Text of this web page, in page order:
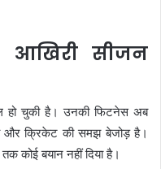
आखिरी सीजन
हो चुकी है। उनकी फिटनेस अब
और क्रिकेट की समझ बेजोड़ है।
कोई बयान नहीं दिया है।